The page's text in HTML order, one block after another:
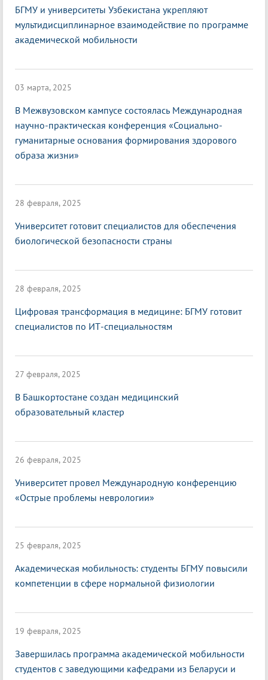
БГМУ и университеты Узбекистана укрепляют
мультидисциплинарное взаимодействие по программе
академической мобильности
03 марта, 2025
В Межвузовском кампусе состоялась Международная
научно-практическая конференция «Социально-
гуманитарные основания формирования здорового
образа жизни»
28 февраля, 2025
Университет готовит специалистов для обеспечения
биологической безопасности страны
28 февраля, 2025
Цифровая трансформация в медицине: БГМУ готовит
специалистов по ИТ-специальностям
27 февраля, 2025
В Башкортостане создан медицинский
образовательный кластер
26 февраля, 2025
Университет провел Международную конференцию
«Острые проблемы неврологии»
25 февраля, 2025
Академическая мобильность: студенты БГМУ повысили
компетенции в сфере нормальной физиологии
19 февраля, 2025
Завершилась программа академической мобильности
студентов с заведующими кафедрами из Беларуси и